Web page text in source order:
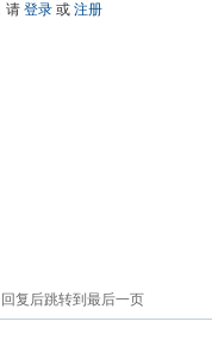
请 登录 或 注册
回复后跳转到最后一页